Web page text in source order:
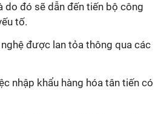
đó sẽ dẫn đến tiến bộ công
tố.
được lan tỏa thông qua các
nhập khẩu hàng hóa tân tiến có